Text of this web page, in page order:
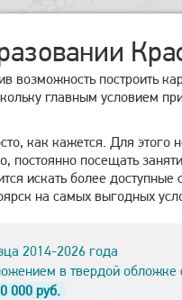
возможность построить
главным условием
как кажется. Для этого
постоянно посещать
искать более
на самых выгодных
2014-2026 года
в твердой обложке
000 руб.